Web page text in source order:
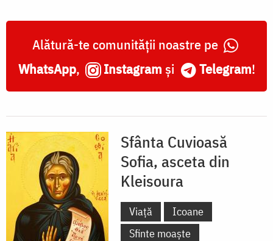
Kleisoura
Alătură-te comunității noastre pe
WhatsApp, Instagram și Telegram!
Sfânta Cuvioasă
Sofia, asceta din
Kleisoura
Viață
Icoane
Sfinte moaște